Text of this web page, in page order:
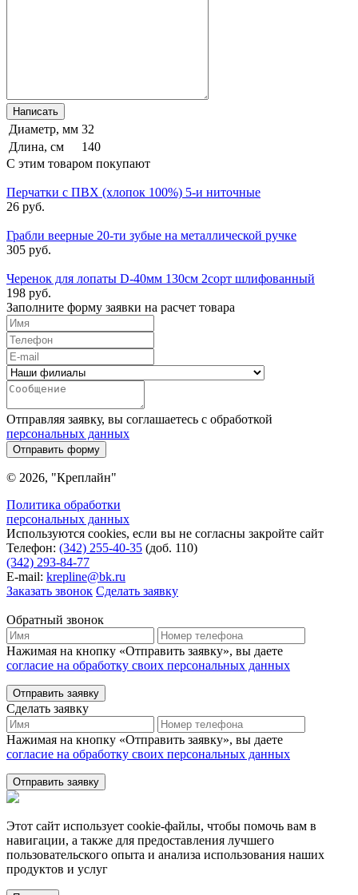
Диаметр, мм 32
Длина, см
140
С этим товаром покупают
Перчатки с ПВХ (хлопок 100%) 5-и ниточные
26 руб.
Грабли веерные 20-ти зубые на металлической ручке
305 руб.
Черенок для лопаты D-40мм 130см 2сорт шлифованный
198 руб.
Заполните форму заявки на расчет товара
Отправляя заявку, вы соглашаетесь с обработкой
персональных данных
Отправить форму
© 2026, "Креплайн"
Политика обработки
персональных данных
Используются cookies, если вы не согласны закройте сайт
Телефон: (342) 255-40-35 (доб. 110)
(342) 293-84-77
E-mail: krepline@bk.ru
Заказать звонок Сделать заявку
Обратный звонок
Нажимая на кнопку «Отправить заявку», вы даете
согласие на обработку своих персональных данных
Отправить заявку
Сделать заявку
Нажимая на кнопку «Отправить заявку», вы даете
согласие на обработку своих персональных данных
Отправить заявку
Этот сайт использует cookie-файлы, чтобы помочь вам в
навигации, а также для предоставления лучшего
пользовательского опыта и анализа использования наших
продуктов и услуг